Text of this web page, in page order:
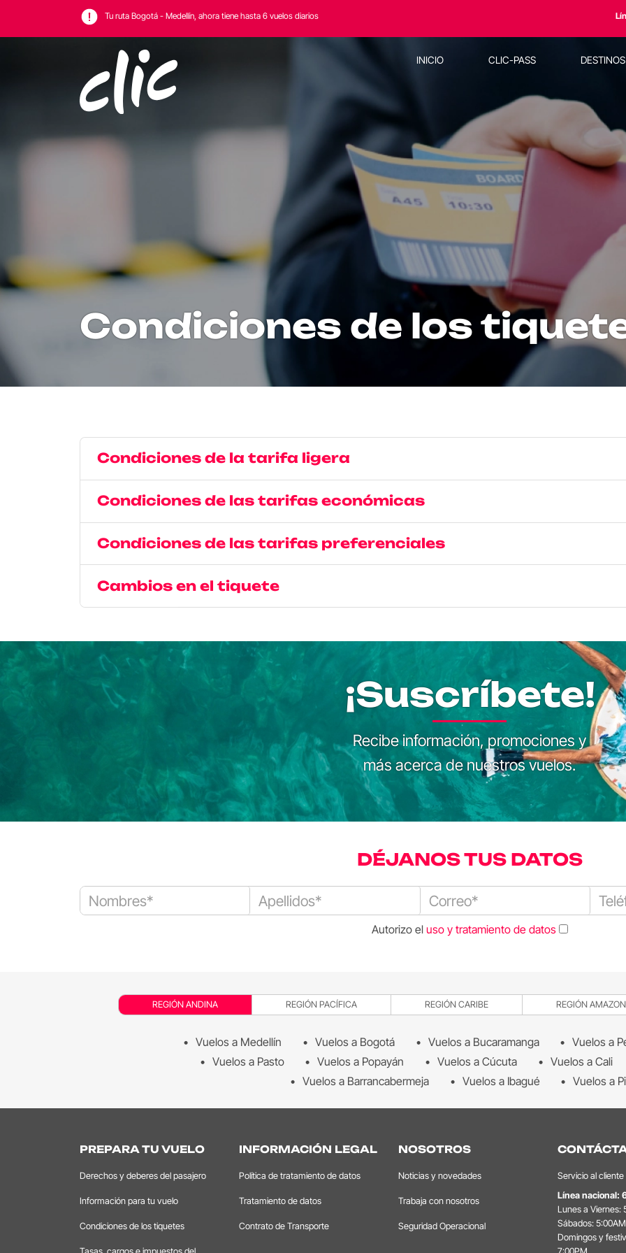
Tu ruta Bogotá - Medellín, ahora tiene hasta 6 vuelos diarios
INICIO CLIC-PASS
Condiciones de los
Condiciones de la tarifa ligera
Condiciones de las tarifas económicas
Condiciones de las tarifas preferenciales
Cambios en el tiquete
¡Suscríbete!
Recibe información, promociones y
más acerca de nuestros vuelos.
DÉJANOS TUS DATOS
Autorizo el uso y tratamiento de datos
REGIÓN ANDINA REGIÓN PACÍFICA REGIÓN CARIBE REGIÓN
Vuelos a Medellín Vuelos a Bogotá Vuelos a Bucaramanga
Vuelos a
Vuelos a Pasto
Vuelos a Popayán Vuelos a Cúcuta
Vuelos a Cali
Vuelos a Barrancabermeja
Vuelos a Ibagué Vuelos a
PREPARA TU VUELO
Derechos y deberes del pasajero
Información para tu vuelo
Condiciones de los tiquetes
INFORMACIÓN LEGAL
Política de tratamiento de datos
Tratamiento de datos
Contrato de Transporte
NOSOTROS
Noticias y novedades
Trabaja con nosotros
Seguridad Operacional
Servicio al cliente
Línea nacional:
Lunes a Viernes:
Sábados:
Domingos y